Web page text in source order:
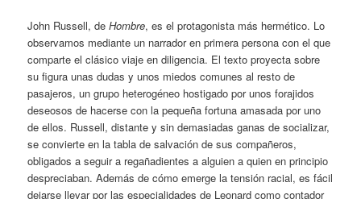
John Russell, deHombre, es el protagonista más hermético. Lo
observamos mediante un narrador en primera persona con el que
comparte el clásico viaje en diligencia. El texto proyecta sobre
su figura unas dudas y unos miedos comunes al resto de
pasajeros, un grupo heterogéneo hostigado por unos forajidos
deseosos de hacerse con la pequeña fortuna amasada por uno
de ellos. Russell, distante y sin demasiadas ganas de socializar,
se convierte en la tabla de salvación de sus compañeros,
obligados a seguir a regañadientes a alguien a quien en principio
despreciaban. Además de cómo emerge la tensión racial, es fácil
dejarse llevar por las especialidades de Leonard como contador